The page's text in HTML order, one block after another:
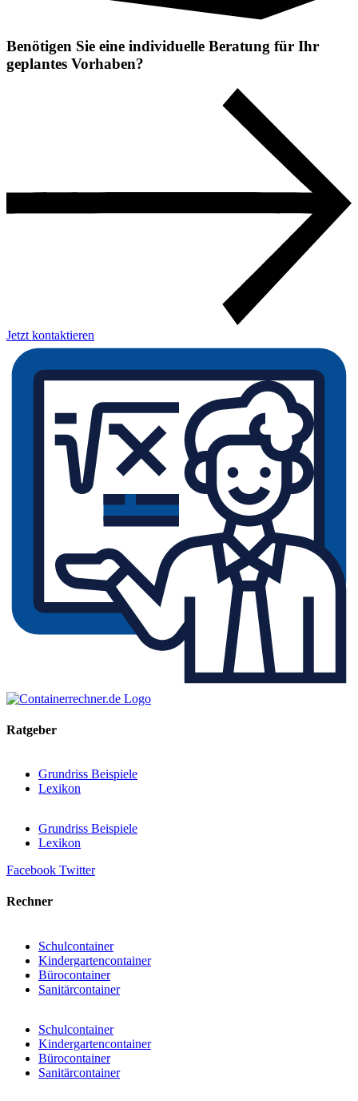
Benötigen Sie eine individuelle Beratung für Ihr
geplantes Vorhaben?
Jetzt kontaktieren
Ratgeber
Grundriss Beispiele
Lexikon
Grundriss Beispiele
Lexikon
Facebook Twitter
Rechner
Schulcontainer
Kindergartencontainer
Bürocontainer
Sanitärcontainer
Schulcontainer
Kindergartencontainer
Bürocontainer
Sanitärcontainer